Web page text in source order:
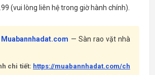
(vui lòng liên hệ trong giờ hành chính).
Muabannhadat.com — Sàn rao vặt nhà
chi tiết: https://muabannhadat.com/ch